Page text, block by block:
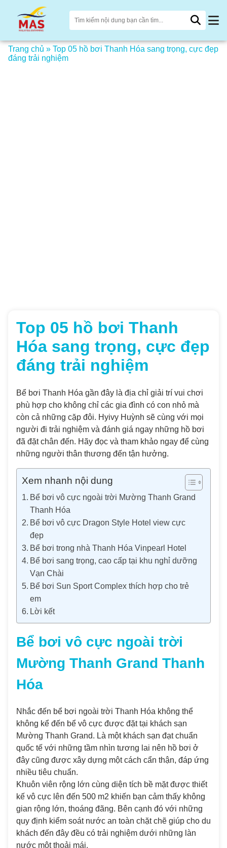
Trang chủ » Top 05 hồ bơi Thanh Hóa sang trọng, cực đẹp
đáng trải nghiệm
Top 05 hồ bơi Thanh
Hóa sang trọng, cực đẹp
đáng trải nghiệm
Bể bơi Thanh Hóa gần đây là địa chỉ giải trí vui chơi
phù hợp cho không chỉ các gia đình có con nhỏ mà
còn cả những cặp đôi. Hyivy Huỳnh sẽ cùng với mọi
người đi trải nghiệm và đánh giá ngay những hồ bơi
đã đặt chân đến. Hãy đọc và tham khảo ngay để cùng
những người thân thương đến tận hưởng.
Xem nhanh nội dung
Bể bơi vô cực ngoài trời Mường Thanh Grand
Thanh Hóa
Bể bơi vô cực Dragon Style Hotel view cực
đẹp
Bể bơi trong nhà Thanh Hóa Vinpearl Hotel
Bể bơi sang trọng, cao cấp tại khu nghỉ dưỡng
Vạn Chài
Bể bơi Sun Sport Complex thích hợp cho trẻ
em
Lời kết
Bể bơi vô cực ngoài trời
Mường Thanh Grand Thanh
Hóa
Nhắc đến bể bơi ngoài trời Thanh Hóa không thể
không kể đến bể vô cực được đặt tại khách sạn
Mường Thanh Grand. Là một khách sạn đạt chuẩn
quốc tế với những tầm nhìn tương lai nên hồ bơi ở
đây cũng được xây dựng một cách cẩn thận, đáp ứng
nhiều tiêu chuẩn.
Khuôn viên rộng lớn cùng diện tích bề mặt được thiết
kế vô cực lên đến 500 m2 khiến bạn cảm thấy không
gian rộng lớn, thoáng đãng. Bên cạnh đó với những
quy định kiểm soát nước an toàn chặt chẽ giúp cho du
khách đến đây đều có trải nghiệm dưới những làn
nước một thoải mái.